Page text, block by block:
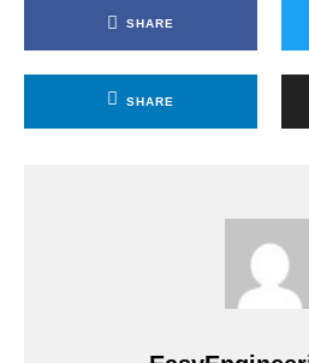
SHARE
SHARE